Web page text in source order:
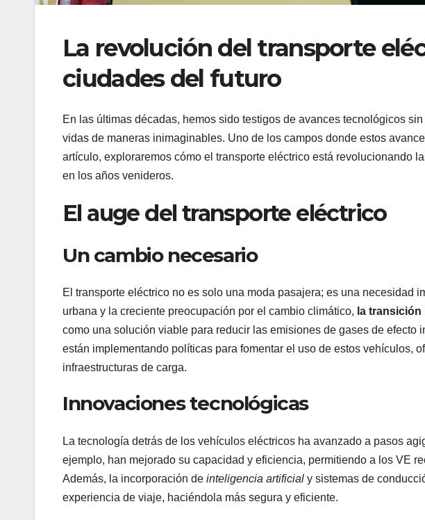
La revolución del transporte
ciudades del futuro
En las últimas décadas, hemos sido testigos de avances tecnológicos
vidas de maneras inimaginables. Uno de los campos donde estos
artículo, exploraremos cómo el transporte eléctrico está revolucionando
en los años venideros.
El auge del transporte eléctrico
Un cambio necesario
El transporte eléctrico no es solo una moda pasajera; es una necesidad
urbana y la creciente preocupación por el cambio climático, la
como una solución viable para reducir las emisiones de gases de efecto
están implementando políticas para fomentar el uso de estos vehículos,
infraestructuras de carga.
Innovaciones tecnológicas
La tecnología detrás de los vehículos eléctricos ha avanzado a pasos
ejemplo, han mejorado su capacidad y eficiencia, permitiendo a los VE
Además, la incorporación de inteligencia artificial y sistemas de
experiencia de viaje, haciéndola más segura y eficiente.